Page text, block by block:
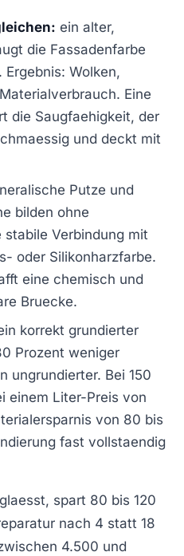
ein alter,
die Fassadenfarbe
Wolken,
Eine
die Saugfaehigkeit, der
und deckt mit
Putze und
bilden ohne
stabile Verbindung mit
oder Silikonharzfarbe.
eine chemisch und
Bruecke.
korrekt grundierter
Prozent weniger
ungrundierter. Bei 150
einem Liter-Preis von
von 80 bis
fast vollstaendig
spart 80 bis 120
nach 4 statt 18
4.500 und